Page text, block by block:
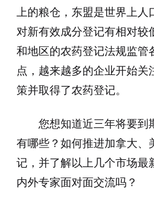
上的粮仓，东盟是世界上人
对新有效成分登记有相对较
和地区的农药登记法规监管
点，越来越多的企业开始关
策并取得了农药登记。
您想知道近三年将要到
有哪些？如何推进加拿大、
记，并了解以上几个市场最
内外专家面对面交流吗？